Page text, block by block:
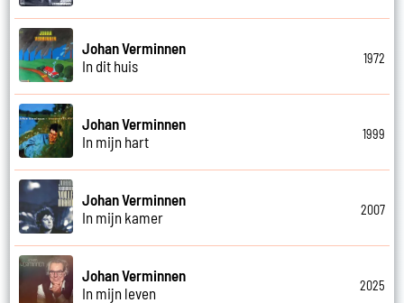
Johan Verminnen
In dit huis
1972
Johan Verminnen
In mijn hart
1999
Johan Verminnen
In mijn kamer
2007
Johan Verminnen
In mijn leven
2025